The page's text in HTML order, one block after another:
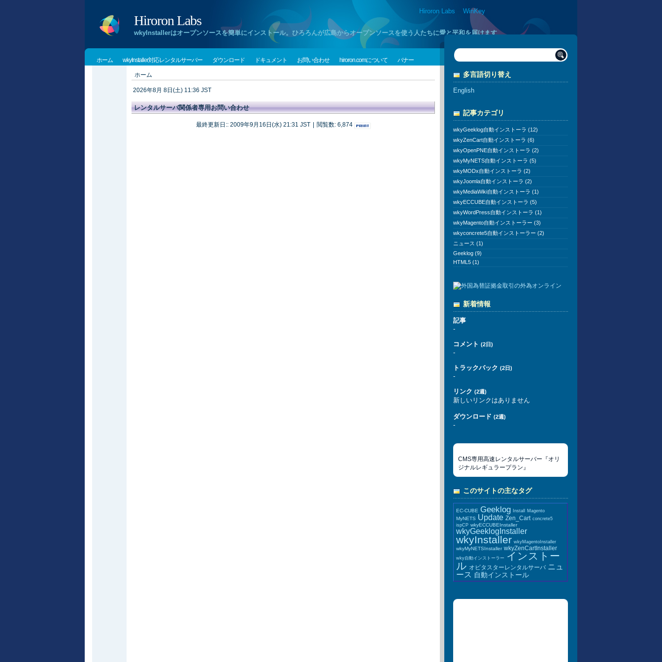
Hiroron Labs :: WinKey
Hiroron Labs
wkyInstallerはオープンソースを簡単にインストール。ひろろんが広島からオープンソースを使う人たちに愛と平和を届けます
ホーム wkyInstaller対応レンタルサーバー ダウンロード ドキュメント お問い合わせ hiroron.comについて バナー
ホーム
2026年8月 8日(土) 11:36 JST
レンタルサーバ関係者専用お問い合わせ
最終更新日:: 2009年9月16日(水) 21:31 JST 閲覧数: 6,874
多言語切り替え
English
記事カテゴリ
wkyGeeklog自動インストーラ (12)
wkyZenCart自動インストーラ (6)
wkyOpenPNE自動インストーラ (2)
wkyMyNETS自動インストーラ (5)
wkyMODx自動インストーラ (2)
wkyJoomla自動インストーラ (2)
wkyMediaWiki自動インストーラ (1)
wkyECCUBE自動インストーラ (5)
wkyWordPress自動インストーラ (1)
wkyMagento自動インストーラー (3)
wkyconcrete5自動インストーラー (2)
ニュース (1)
Geeklog (9)
HTML5 (1)
新着情報
記事
-
コメント (2日)
-
トラックバック (2日)
-
リンク (2週)
新しいリンクはありません
ダウンロード (2週)
-
CMS専用高速レンタルサーバー『オリ
ジナルレギュラープラン』
このサイトの主なタグ
EC-CUBE Geeklog Install Magento
MyNETS Update Zen_Cart concrete5
ispCP wkyECCUBEInstaller
wkyGeeklogInstaller
wkyInstaller wkyMagentoInstaller
wkyMyNETSInstaller wkyZenCartInstaller
wky自動インストーラー インストー
ル オビタスターレンタルサーバ ニュ
ース 自動インストール